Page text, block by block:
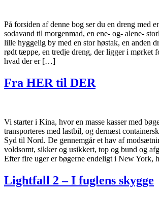
På forsiden af denne bog ser du en dreng med
sodavand til morgenmad, en ene- og- alene-
lille hyggelig by med en stor høstak, en anden
rødt tæppe, en tredje dreng, der ligger i mørket
hvad der er […]
Fra HER til DER
Vi starter i Kina, hvor en masse kasser med
transporteres med lastbil, og dernæst
Syd til Nord. De gennemgår et hav af
voldsomt, sikker og usikkert, top og bund og
Efter fire uger er bøgerne endeligt i New York,
Lightfall 2 – I fuglens skygge